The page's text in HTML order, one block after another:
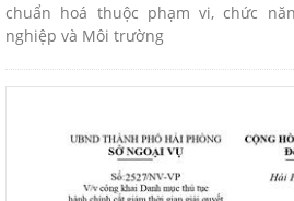
chuẩn hoá thuộc phạm vi, chức
nghiệp và Môi trường